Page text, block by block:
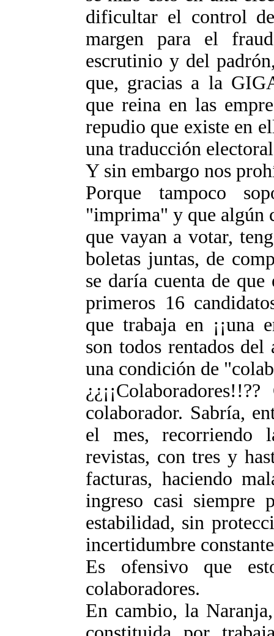
dificultar el control
margen para el
escrutinio y del
que, gracias a la
que reina en las
repudio que existe en
una traducción
Y sin embargo nos
Porque tampoco
"imprima" y que algún
que vayan a votar,
boletas juntas, de
se daría cuenta de
primeros 16
que trabaja en ¡¡una
son todos rentados
una condición de
colaborador. Sabría,
el mes, recorriendo
revistas, con tres y
facturas, haciendo
ingreso casi siempre
estabilidad, sin
incertidumbre
Es ofensivo que
colaboradores.
En cambio, la